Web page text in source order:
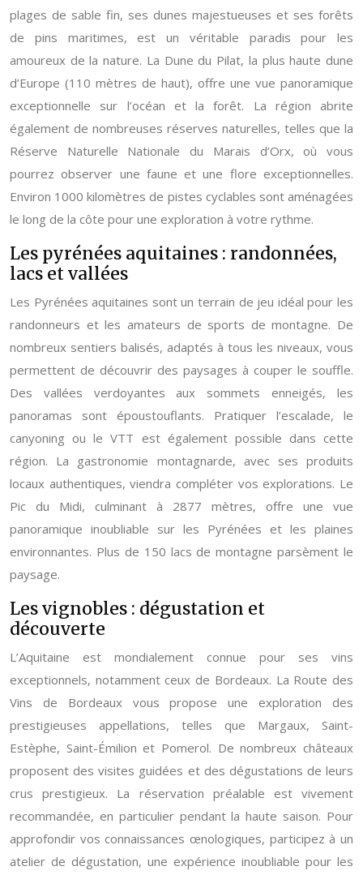
plages de sable fin, ses dunes majestueuses et ses forêts
de pins maritimes, est un véritable paradis pour les
amoureux de la nature. La Dune du Pilat, la plus haute dune
d’Europe (110 mètres de haut), offre une vue panoramique
exceptionnelle sur l’océan et la forêt. La région abrite
également de nombreuses réserves naturelles, telles que la
Réserve Naturelle Nationale du Marais d’Orx, où vous
pourrez observer une faune et une flore exceptionnelles.
Environ 1000 kilomètres de pistes cyclables sont aménagées
le long de la côte pour une exploration à votre rythme.
Les pyrénées aquitaines : randonnées,
lacs et vallées
Les Pyrénées aquitaines sont un terrain de jeu idéal pour les
randonneurs et les amateurs de sports de montagne. De
nombreux sentiers balisés, adaptés à tous les niveaux, vous
permettent de découvrir des paysages à couper le souffle.
Des vallées verdoyantes aux sommets enneigés, les
panoramas sont époustouflants. Pratiquer l’escalade, le
canyoning ou le VTT est également possible dans cette
région. La gastronomie montagnarde, avec ses produits
locaux authentiques, viendra compléter vos explorations. Le
Pic du Midi, culminant à 2877 mètres, offre une vue
panoramique inoubliable sur les Pyrénées et les plaines
environnantes. Plus de 150 lacs de montagne parsèment le
paysage.
Les vignobles : dégustation et
découverte
L’Aquitaine est mondialement connue pour ses vins
exceptionnels, notamment ceux de Bordeaux. La Route des
Vins de Bordeaux vous propose une exploration des
prestigieuses appellations, telles que Margaux, Saint-
Estèphe, Saint-Émilion et Pomerol. De nombreux châteaux
proposent des visites guidées et des dégustations de leurs
crus prestigieux. La réservation préalable est vivement
recommandée, en particulier pendant la haute saison. Pour
approfondir vos connaissances œnologiques, participez à un
atelier de dégustation, une expérience inoubliable pour les